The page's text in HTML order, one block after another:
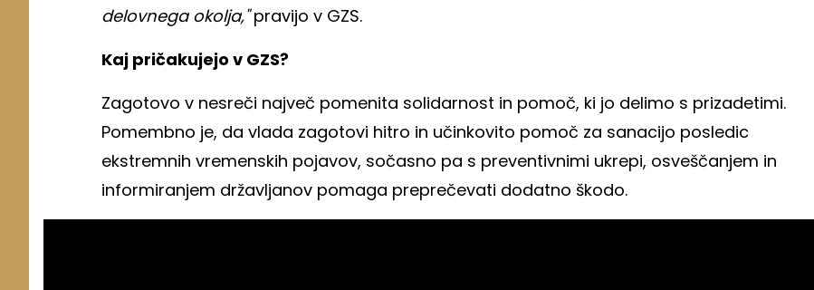
delovnega okolja,"pravijo v GZS.
Kaj pričakujejo v GZS?
Zagotovo v nesreči največ pomenita solidarnost in pomoč, ki jo delimo s prizadetimi.
Pomembno je, da vlada zagotovi hitro in učinkovito pomoč za sanacijo posledic
ekstremnih vremenskih pojavov, sočasno pa s preventivnimi ukrepi, osveščanjem in
informiranjem državljanov pomaga preprečevati dodatno škodo.